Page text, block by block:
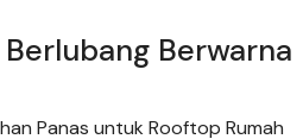
Berwarna
Panas untuk Rooftop Rumah